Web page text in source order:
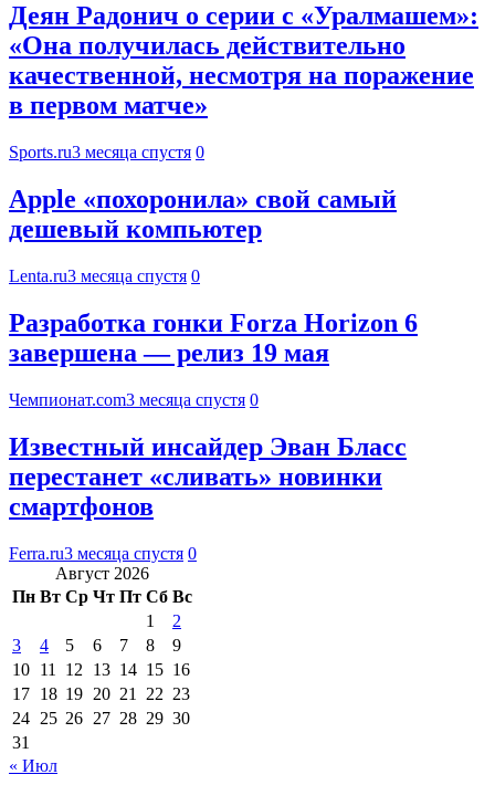
Деян Радонич о серии с «Уралмашем»:
«Она получилась действительно
качественной, несмотря на поражение
в первом матче»
Sports.ru3 месяца спустя 0
Apple «похоронила» свой самый
дешевый компьютер
Lenta.ru3 месяца спустя 0
Разработка гонки Forza Horizon 6
завершена — релиз 19 мая
Чемпионат.com3 месяца спустя 0
Известный инсайдер Эван Бласс
перестанет «сливать» новинки
смартфонов
Ferra.ru3 месяца спустя 0
Август 2026
Пн Вт Ср Чт Пт Сб Вс
1
2
3
4 5 6 7 8
9
10 11 12 13 14 15 16
17 18 19 20 21 22 23
24 25 26 27 28 29 30
31
« Июл